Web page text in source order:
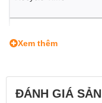
Exposure Control
Power Range
Xem thêm
ĐÁNH GIÁ